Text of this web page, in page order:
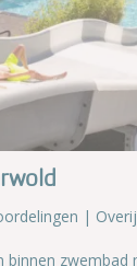
|
binnen zwembad